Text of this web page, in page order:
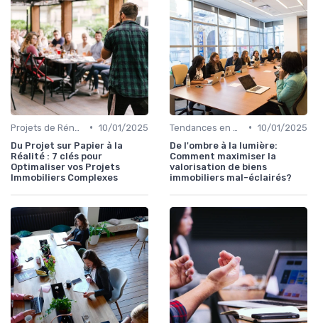
• 10/01/2025
Du Projet sur Papier à la
Réalité : 7 clés pour
Optimaliser vos Projets
Immobiliers Complexes
• 10/01/2025
De l'ombre à la lumière:
Comment maximiser la
valorisation de biens
immobiliers mal-éclairés?